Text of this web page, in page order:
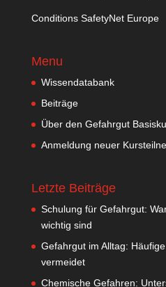
Conditions SafetyNet Europe
Menu
Wissendatabank
Beiträge
Über den Gefahrgut
Anmeldung neuer
Letzte Beiträge
Schulung für Gefahrgut:
wichtig sind
Gefahrgut im Alltag:
vermeidet
Chemische Gefahren: